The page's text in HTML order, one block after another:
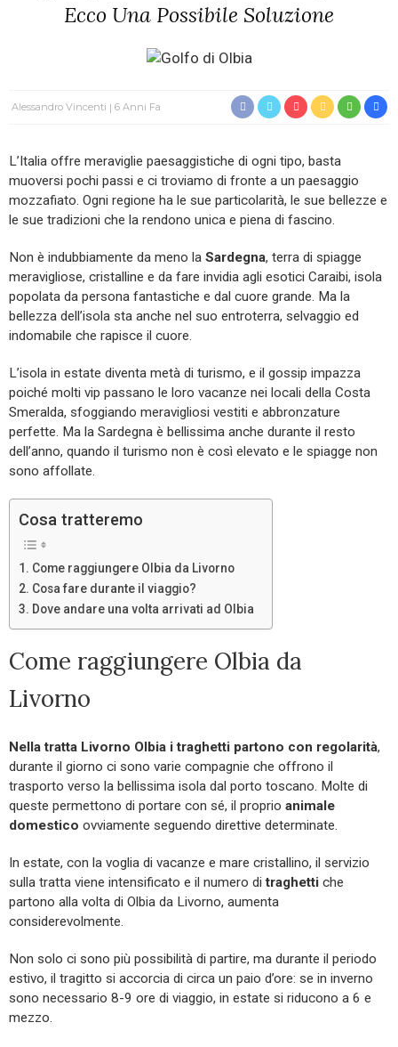
Ecco Una Possibile Soluzione
Alessandro Vincenti 6 Anni Fa
L’Italia offre meraviglie paesaggistiche di ogni tipo, basta
muoversi pochi passi e ci troviamo di fronte a un paesaggio
mozzafiato. Ogni regione ha le sue particolarità, le sue bellezze e
le sue tradizioni che la rendono unica e piena di fascino.
Non è indubbiamente da meno la Sardegna, terra di spiagge
meravigliose, cristalline e da fare invidia agli esotici Caraibi, isola
popolata da persona fantastiche e dal cuore grande. Ma la
bellezza dell’isola sta anche nel suo entroterra, selvaggio ed
indomabile che rapisce il cuore.
L’isola in estate diventa metà di turismo, e il gossip impazza
poiché molti vip passano le loro vacanze nei locali della Costa
Smeralda, sfoggiando meravigliosi vestiti e abbronzature
perfette. Ma la Sardegna è bellissima anche durante il resto
dell’anno, quando il turismo non è così elevato e le spiagge non
sono affollate.
Cosa tratteremo
Come raggiungere Olbia da Livorno
Cosa fare durante il viaggio?
Dove andare una volta arrivati ad Olbia
Come raggiungere Olbia da
Livorno
Nella tratta Livorno Olbia i traghetti partono con regolarità,
durante il giorno ci sono varie compagnie che offrono il
trasporto verso la bellissima isola dal porto toscano. Molte di
queste permettono di portare con sé, il proprio animale
domestico ovviamente seguendo direttive determinate.
In estate, con la voglia di vacanze e mare cristallino, il servizio
sulla tratta viene intensificato e il numero ditraghetti che
partono alla volta di Olbia da Livorno, aumenta
considerevolmente.
Non solo ci sono più possibilità di partire, ma durante il periodo
estivo, il tragitto si accorcia di circa un paio d’ore: se in inverno
sono necessario 8-9 ore di viaggio, in estate si riducono a 6 e
mezzo.